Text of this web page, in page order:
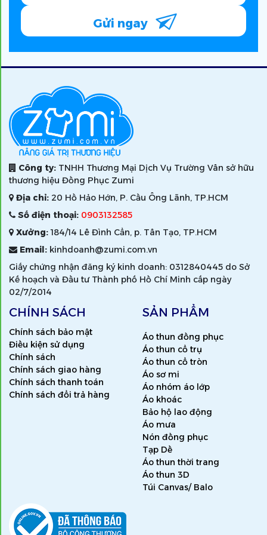
Gửi ngay
Công ty: TNHH Thương Mại Dịch Vụ Trường Vân sở hữu
thương hiệu Đồng Phục Zumi
Địa chỉ: 20 Hồ Hảo Hớn, P. Cầu Ông Lãnh, TP.HCM
Số điện thoại: 0903132585
Xưởng:184/14 Lê Đình Cẩn, p. Tân Tạo, TP.HCM
Email: kinhdoanh@zumi.com.vn
Giấy chứng nhận đăng ký kinh doanh: 0312840445 do Sở
Kế hoạch và Đầu tư Thành phố Hồ Chí Minh cấp ngày
02/7/2014
CHÍNH SÁCH
Chính sách bảo mật
Điều kiện sử dụng
Chính sách
Chính sách giao hàng
Chính sách thanh toán
Chính sách đổi trả hàng
SẢN PHẨM
Áo thun đồng phục
Áo thun cổ trụ
Áo thun cổ tròn
Áo sơ mi
Áo nhóm áo lớp
Áo khoác
Bảo hộ lao động
Áo mưa
Nón đồng phục
Tạp Dề
Áo thun thời trang
Áo thun 3D
Túi Canvas/ Balo